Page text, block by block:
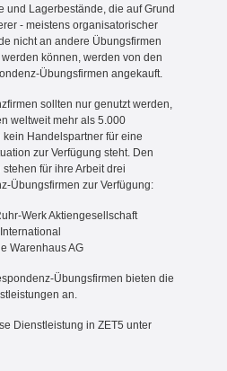
und Lagerbestände, die auf Grund
- meistens organisatorischer
nicht an andere Übungsfirmen
können, werden von den
Übungsfirmen angekauft.
sollten nur genutzt werden,
weltweit mehr als 5.000
kein Handelspartner für eine
zur Verfügung steht. Den
für ihre Arbeit drei
Übungsfirmen zur Verfügung:
Werk Aktiengesellschaft
Warenhaus AG
Übungsfirmen bieten die
an.
Dienstleistung in ZET5 unter